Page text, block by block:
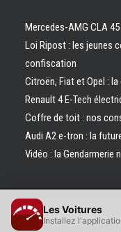
Mercedes-AMG CLA
Loi Ripost : les jeunes
confiscation
Citroën, Fiat et Opel :
Renault 4 E-Tech
Coffre de toit : nos
Audi A2 e-tron : la
Vidéo : la Gendarmerie
© 2026 Les Voitures. |
Les Voitures
Installez